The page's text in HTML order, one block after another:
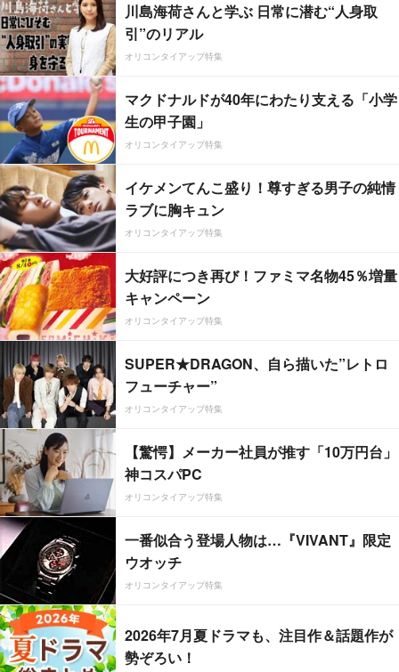
川島海荷さんと学ぶ 日常に潜む“人身取
引”のリアル
オリコンタイアップ特集
マクドナルドが40年にわたり支える「小学
生の甲子園」
オリコンタイアップ特集
イケメンてんこ盛り！尊すぎる男子の純情
ラブに胸キュン
オリコンタイアップ特集
大好評につき再び！ファミマ名物45％増量
キャンペーン
オリコンタイアップ特集
SUPER★DRAGON、自ら描いた”レトロ
フューチャー”
オリコンタイアップ特集
【驚愕】メーカー社員が推す「10万円台」
神コスパPC
オリコンタイアップ特集
一番似合う登場人物は…『VIVANT』限定
ウオッチ
オリコンタイアップ特集
2026年7月夏ドラマも、注目作＆話題作が
勢ぞろい！